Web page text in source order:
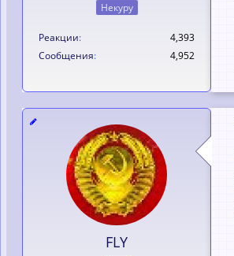
Некуру
Реакции
4,393
Сообщения
4,952
FLY